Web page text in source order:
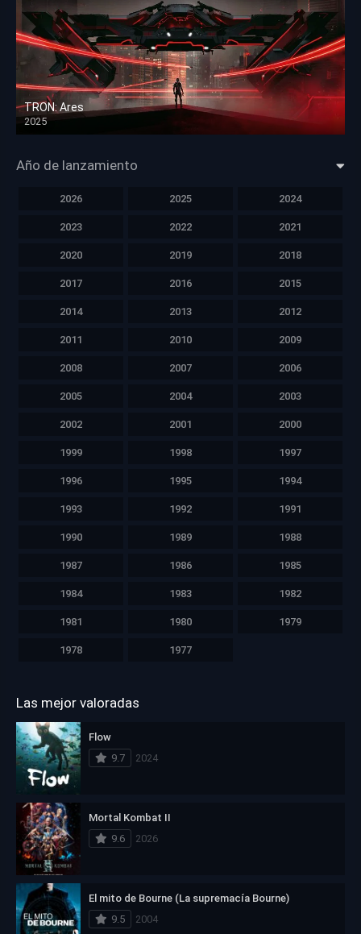
TRON: Ares
2025
HD 1080p
Año de lanzamiento
2026 2025 2024
2023 2022 2021
2020 2019 2018
2017 2016 2015
2014 2013 2012
2011 2010 2009
2008 2007 2006
2005 2004 2003
2002 2001 2000
1999 1998 1997
1996 1995 1994
1993 1992 1991
1990 1989 1988
1987 1986 1985
1984 1983 1982
1981 1980 1979
1978 1977
Las mejor valoradas
Flow
9.7
2024
Mortal Kombat II
9.6
2026
El mito de Bourne (La supremacía Bourne)
9.5
2004